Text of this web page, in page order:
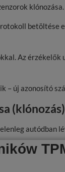
klónozása.
betöltése
Az
– új azonosító
(klónozás)
autódban